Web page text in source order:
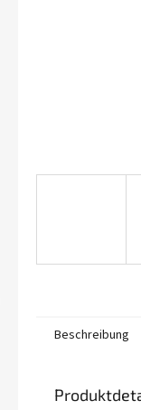
Beschreibung